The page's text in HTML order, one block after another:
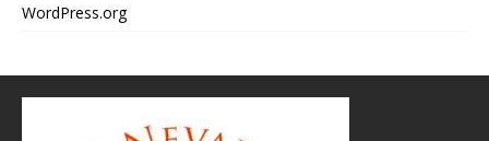
WordPress.org